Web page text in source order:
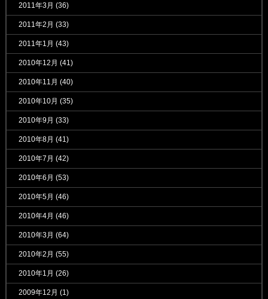
2011年3月 (36)
2011年2月 (33)
2011年1月 (43)
2010年12月 (41)
2010年11月 (40)
2010年10月 (35)
2010年9月 (33)
2010年8月 (41)
2010年7月 (42)
2010年6月 (53)
2010年5月 (46)
2010年4月 (46)
2010年3月 (64)
2010年2月 (55)
2010年1月 (26)
2009年12月 (1)